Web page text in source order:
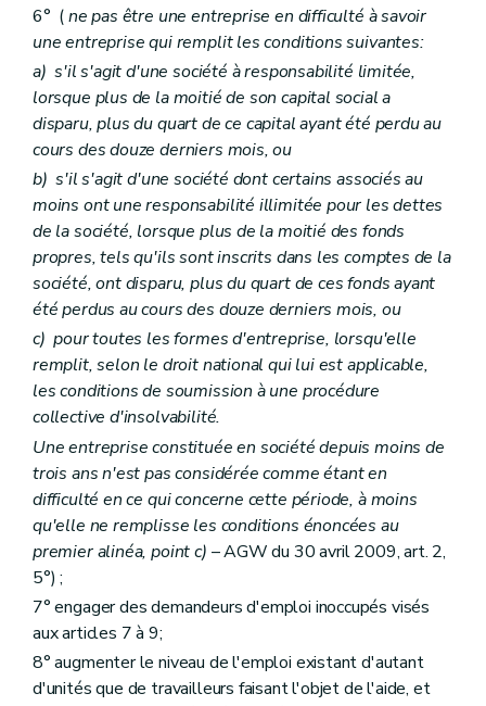
6° (ne pas être une entreprise en difficulté à savoir
une entreprise qui remplit les conditions suivantes:
a) s'il s'agit d'une société à responsabilité limitée,
lorsque plus de la moitié de son capital social a
disparu, plus du quart de ce capital ayant été perdu au
cours des douze derniers mois, ou
b) s'il s'agit d'une société dont certains associés au
moins ont une responsabilité illimitée pour les dettes
de la société, lorsque plus de la moitié des fonds
propres, tels qu'ils sont inscrits dans les comptes de la
société, ont disparu, plus du quart de ces fonds ayant
été perdus au cours des douze derniers mois, ou
c) pour toutes les formes d'entreprise, lorsqu'elle
remplit, selon le droit national qui lui est applicable,
les conditions de soumission à une procédure
collective d'insolvabilité.
Une entreprise constituée en société depuis moins de
trois ans n'est pas considérée comme étant en
difficulté en ce qui concerne cette période, à moins
qu'elle ne remplisse les conditions énoncées au
premier alinéa, pointc) – AGW du 30 avril 2009, art. 2,
5°) ;
7° engager des demandeurs d'emploi inoccupés visés
aux articles 7 à 9;
8° augmenter le niveau de l'emploi existant d'autant
d'unités que de travailleurs faisant l'objet de l'aide, et